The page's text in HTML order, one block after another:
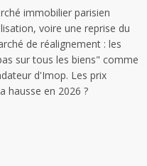
immobilier parisien
voire une reprise du
de réalignement : les
sur tous les biens" comme
d'Imop. Les prix
hausse en 2026 ?